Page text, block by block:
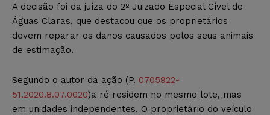
A decisão foi da juíza do 2º Juizado Especial Cível de
Águas Claras, que destacou que os proprietários
devem reparar os danos causados pelos seus animais
de estimação.
Segundo o autor da ação (P. 0705922-
51.2020.8.07.0020)a ré residem no mesmo lote, mas
em unidades independentes. O proprietário do veículo